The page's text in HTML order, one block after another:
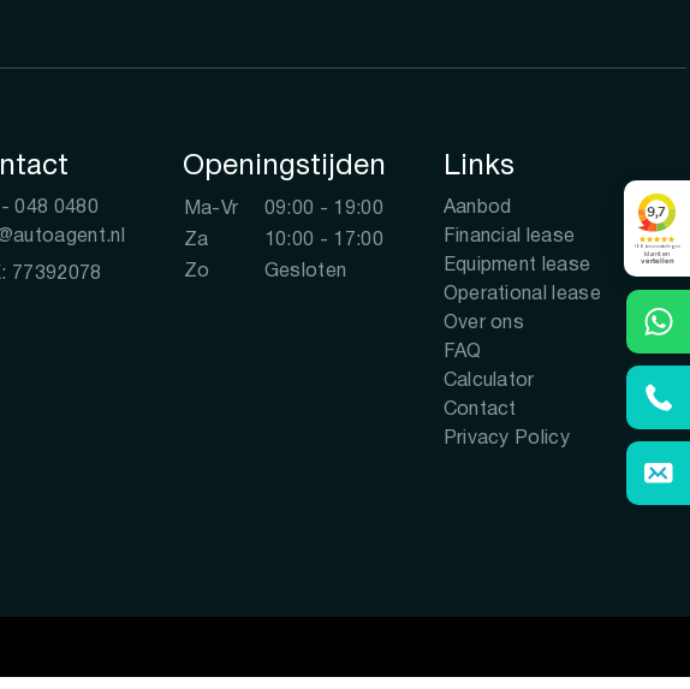
048 0480
77392078
Openingstijden
Ma-Vr
09:00 - 19:00
Za
10:00 - 17:00
Zo
Gesloten
Links
Aanbod
Financial lease
Equipment lease
Operational lease
Over ons
FAQ
Calculator
Contact
Privacy Policy